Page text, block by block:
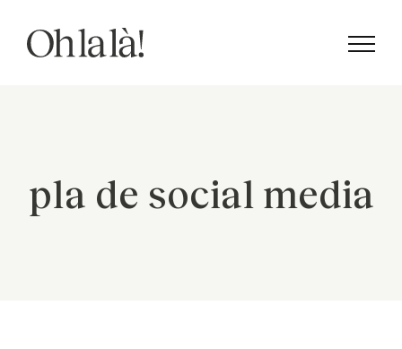
content
pla de social media